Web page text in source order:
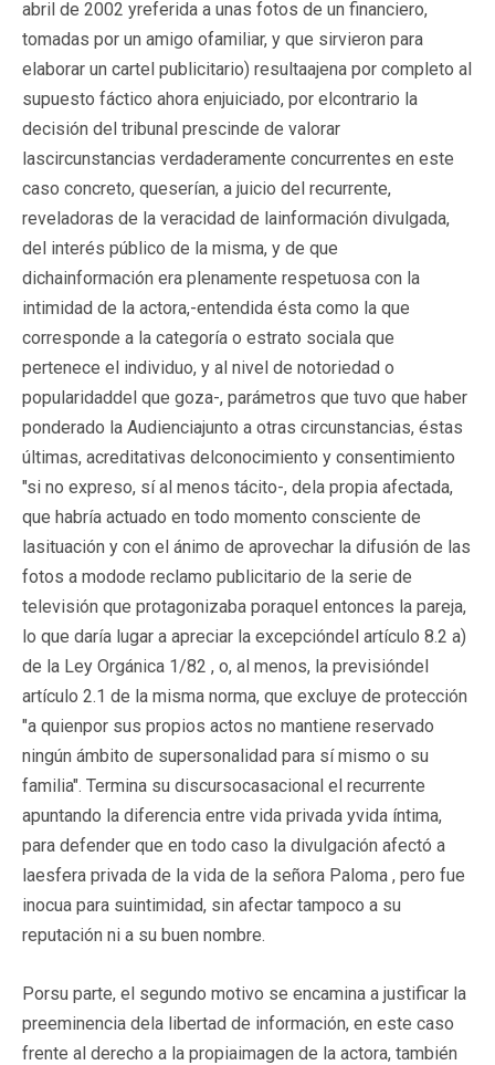
abril de 2002 yreferida a unas fotos de un financiero,
tomadas por un amigo ofamiliar, y que sirvieron para
elaborar un cartel publicitario) resultaajena por completo al
supuesto fáctico ahora enjuiciado, por elcontrario la
decisión del tribunal prescinde de valorar
lascircunstancias verdaderamente concurrentes en este
caso concreto, queserían, a juicio del recurrente,
reveladoras de la veracidad de lainformación divulgada,
del interés público de la misma, y de que
dichainformación era plenamente respetuosa con la
intimidad de la actora,-entendida ésta como la que
corresponde a la categoría o estrato sociala que
pertenece el individuo, y al nivel de notoriedad o
popularidaddel que goza-, parámetros que tuvo que haber
ponderado la Audienciajunto a otras circunstancias, éstas
últimas, acreditativas delconocimiento y consentimiento
"si no expreso, sí al menos tácito-, dela propia afectada,
que habría actuado en todo momento consciente de
lasituación y con el ánimo de aprovechar la difusión de las
fotos a modode reclamo publicitario de la serie de
televisión que protagonizaba poraquel entonces la pareja,
lo que daría lugar a apreciar la excepcióndel artículo 8.2 a)
de la Ley Orgánica 1/82 , o, al menos, la previsióndel
artículo 2.1 de la misma norma, que excluye de protección
"a quienpor sus propios actos no mantiene reservado
ningún ámbito de supersonalidad para sí mismo o su
familia". Termina su discursocasacional el recurrente
apuntando la diferencia entre vida privada yvida íntima,
para defender que en todo caso la divulgación afectó a
laesfera privada de la vida de la señora Paloma , pero fue
inocua para suintimidad, sin afectar tampoco a su
reputación ni a su buen nombre.
Porsu parte, el segundo motivo se encamina a justificar la
preeminencia dela libertad de información, en este caso
frente al derecho a la propiaimagen de la actora, también